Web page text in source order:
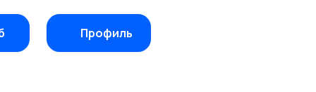
Профиль